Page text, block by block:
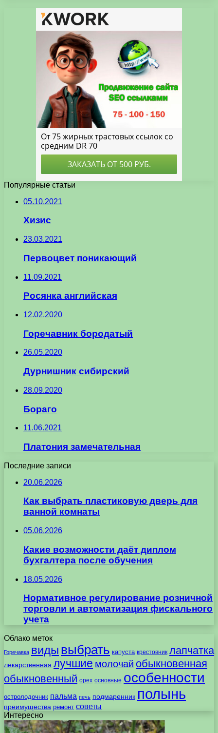
Популярные статьи
05.10.2021
Хизис
23.03.2021
Первоцвет поникающий
11.09.2021
Росянка английская
12.02.2020
Горечавник бородатый
26.05.2020
Дурнишник сибирский
28.09.2020
Бораго
11.06.2021
Платония замечательная
Последние записи
20.06.2026
Как выбрать пластиковую дверь для
ванной комнаты
05.06.2026
Какие возможности даёт диплом
бухгалтера после обучения
18.05.2026
Нормативное регулирование розничной
торговли и автоматизация фискального
учета
Облако меток
Горечавка виды выбрать капуста крестовник лапчатка
лекарственная лучшие молочай обыкновенная
обыкновенный орех основные особенности
остролодочник пальма печь подмаренник полынь
преимущества ремонт советы
Интересно